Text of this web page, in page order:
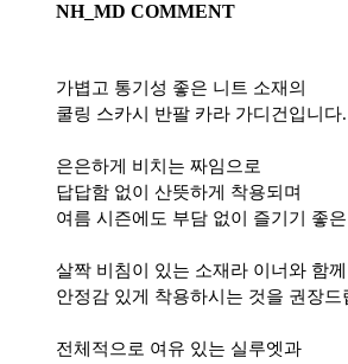
NH_MD COMMENT
가볍고 통기성 좋은 니트 소재의
쿨링 스카시 반팔 카라 가디건입니다.
은은하게 비치는 짜임으로
답답함 없이 산뜻하게 착용되며
여름 시즌에도 부담 없이 즐기기 좋
살짝 비침이 있는 소재라 이너와 함께
안정감 있게 착용하시는 것을 권장드
전체적으로 여유 있는 실루엣과